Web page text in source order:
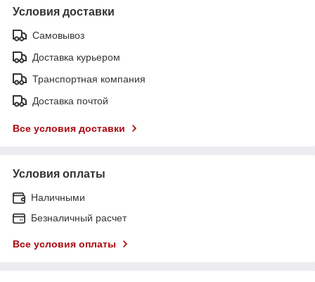
Условия доставки
Самовывоз
Доставка курьером
Транспортная компания
Доставка почтой
Все условия доставки
Условия оплаты
Наличными
Безналичный расчет
Все условия оплаты